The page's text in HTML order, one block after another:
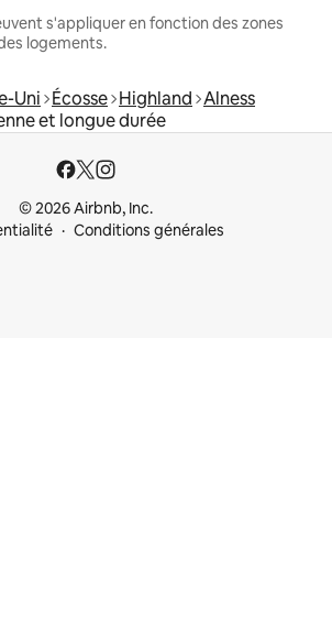
s'appliquer en fonction des zones
logements.
Uni Écosse Highland Alness
et longue durée
© 2026 Airbnb, Inc.
Conditions générales